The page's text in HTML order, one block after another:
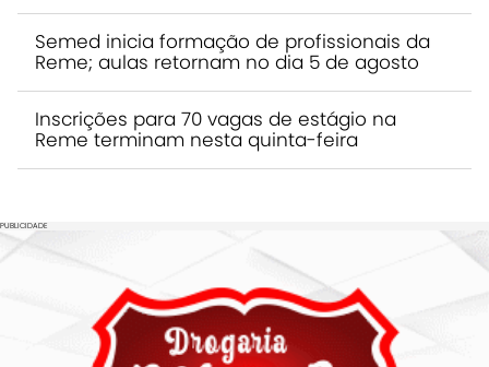
Semed inicia formação de profissionais da
Reme; aulas retornam no dia 5 de agosto
Inscrições para 70 vagas de estágio na
Reme terminam nesta quinta-feira
PUBLICIDADE